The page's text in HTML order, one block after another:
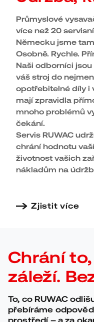
Průmyslové
více než 20
Německu jsme
Osobně. Rychle.
Naši odborníci
váš stroj do
opotřebitelné díly i
mají zpravidla
mnoho problémů
čekání.
Servis RUWAC
chrání hodnotu
životnost vašich
nákladům na
Zjistit více
Chrání
záleží.
To, co RUWAC
přebíráme